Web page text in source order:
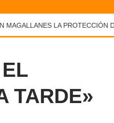
LA PROTECCIÓN DE
TARDE»